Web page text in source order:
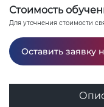
Стоимость
Для уточнения стоимости
Оставить заявку